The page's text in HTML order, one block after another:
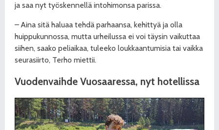
ja saa nyt työskennellä intohimonsa parissa.
– Aina sitä haluaa tehdä parhaansa, kehittyä ja olla
huippukunnossa, mutta urheilussa ei voi täysin vaikuttaa
siihen, saako peliaikaa, tuleeko loukkaantumisia tai vaikka
seurasiirto, Terho miettii.
Vuodenvaihde Vuosaaressa, nyt hotellissa